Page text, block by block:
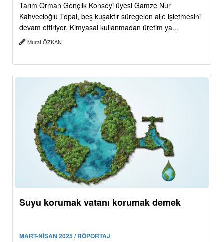
Tarım Orman Gençlik Konseyi üyesi Gamze Nur
Kahvecioğlu Topal, beş kuşaktır süregelen aile işletmesini
devam ettiriyor. Kimyasal kullanmadan üretim ya...
Murat ÖZKAN
Suyu korumak vatanı korumak demek
MART-NİSAN 2025 / RÖPORTAJ